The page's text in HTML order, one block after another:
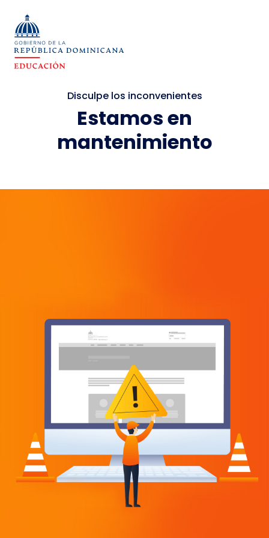
Disculpe los inconvenientes
Estamos en
mantenimiento